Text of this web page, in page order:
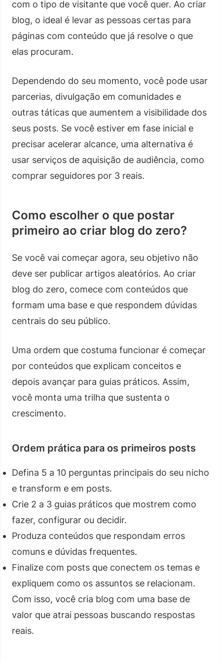
com o tipo de visitante que você quer. Ao criar
blog, o ideal é levar as pessoas certas para
páginas com conteúdo que já resolve o que
elas procuram.
Dependendo do seu momento, você pode usar
parcerias, divulgação em comunidades e
outras táticas que aumentem a visibilidade dos
seus posts. Se você estiver em fase inicial e
precisar acelerar alcance, uma alternativa é
usar serviços de aquisição de audiência, como
comprar seguidores por 3 reais.
Como escolher o que postar
primeiro ao criar blog do zero?
Se você vai começar agora, seu objetivo não
deve ser publicar artigos aleatórios. Ao criar
blog do zero, comece com conteúdos que
formam uma base e que respondem dúvidas
centrais do seu público.
Uma ordem que costuma funcionar é começar
por conteúdos que explicam conceitos e
depois avançar para guias práticos. Assim,
você monta uma trilha que sustenta o
crescimento.
Ordem prática para os primeiros posts
Defina 5 a 10 perguntas principais do seu nicho
e transform e em posts.
Crie 2 a 3 guias práticos que mostrem como
fazer, configurar ou decidir.
Produza conteúdos que respondam erros
comuns e dúvidas frequentes.
Finalize com posts que conectem os temas e
expliquem como os assuntos se relacionam.
Com isso, você cria blog com uma base de
valor que atrai pessoas buscando respostas
reais.